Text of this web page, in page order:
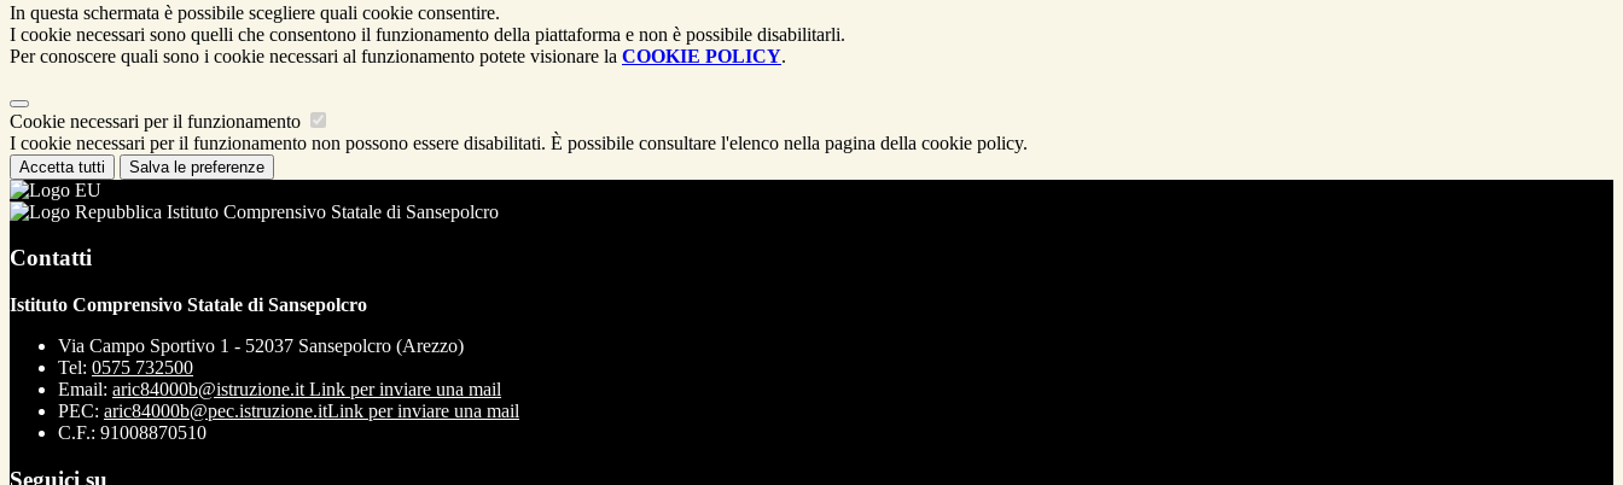
In questa schermata è possibile scegliere quali cookie consentire.
I cookie necessari sono quelli che consentono il funzionamento della piattaforma e non è possibile disabilitarli.
Per conoscere quali sono i cookie necessari al funzionamento potete visionare la COOKIE POLICY.
Cookie necessari per il funzionamento
I cookie necessari per il funzionamento non possono essere disabilitati. È possibile consultare l'elenco nella pagina della cookie policy.
Accetta tutti Salva le preferenze
Istituto Comprensivo Statale di Sansepolcro
Contatti
Istituto Comprensivo Statale di Sansepolcro
Via Campo Sportivo 1 - 52037 Sansepolcro (Arezzo)
Tel: 0575 732500
Email: aric84000b@istruzione.it Link per inviare una mail
PEC: aric84000b@pec.istruzione.itLink per inviare una mail
C.F.: 91008870510
Seguici su